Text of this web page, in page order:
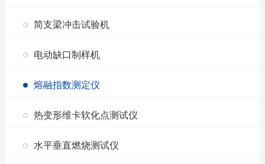
简支梁冲击试验机
电动缺口制样机
熔融指数测定仪
热变形维卡软化点测试仪
水平垂直燃烧测试仪